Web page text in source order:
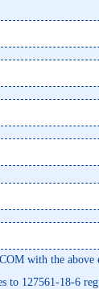
with the above
127561-18-6